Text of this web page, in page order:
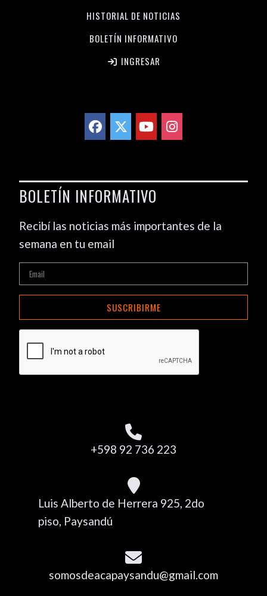
HISTORIAL DE NOTICIAS
BOLETÍN INFORMATIVO
INGRESAR
BOLETÍN INFORMATIVO
Recibí las noticias más importantes de la
semana en tu email
SUSCRIBIRME
+598 92 736 223
Luis Alberto de Herrera 925, 2do
piso, Paysandú
somosdeacapaysandu@gmail.com